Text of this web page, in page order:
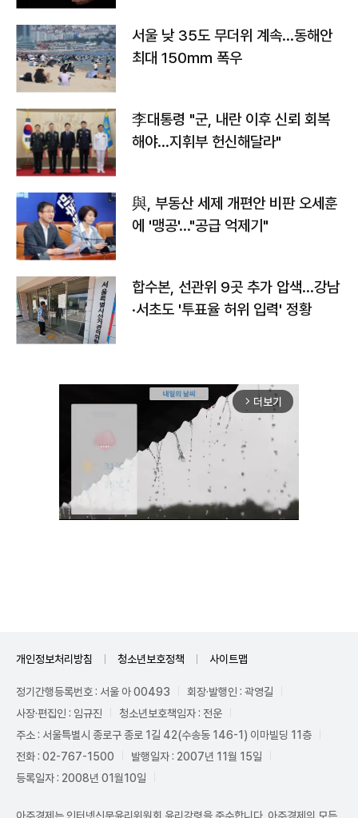
서울 낮 35도 무더위 계속…동해안
최대 150㎜ 폭우
李대통령 "군, 내란 이후 신뢰 회복
해야…지휘부 헌신해달라"
與, 부동산 세제 개편안 비판 오세훈
에 '맹공'…"공급 억제기"
합수본, 선관위 9곳 추가 압색…강남
·서초도 '투표율 허위 입력' 정황
arrow_forward_ios 더보기
개인정보처리방침 청소년보호정책 사이트맵
정기간행등록번호 : 서울 아 00493
회장·발행인 : 곽영길
사장·편집인 : 임규진
청소년보호책임자 : 전운
주소 : 서울특별시 종로구 종로 1길 42(수송동 146-1) 이마빌딩 11층
전화 : 02-767-1500
발행일자 : 2007년 11월 15일
등록일자 : 2008년 01월10일
아주경제는 인터넷신문윤리위원회 윤리강령을 준수합니다. 아주경제의 모든